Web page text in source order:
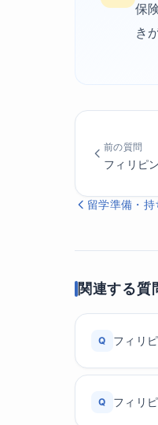
保
き
前の質問
フィリピ
留学準備・
関連する質
Q フィリ
Q フィリ